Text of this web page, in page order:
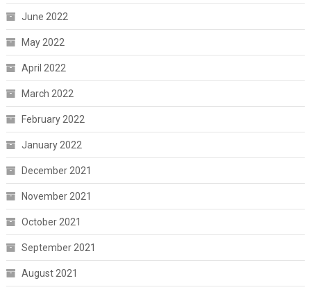
June 2022
May 2022
April 2022
March 2022
February 2022
January 2022
December 2021
November 2021
October 2021
September 2021
August 2021